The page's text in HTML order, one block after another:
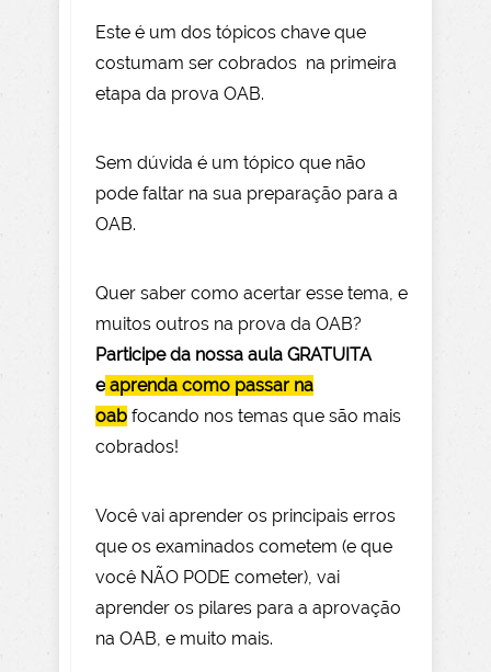
Este é um dos tópicos chave que
costumam ser cobrados na primeira
etapa da prova OAB.
Sem dúvida é um tópico que não
pode faltar na sua preparação para a
OAB.
Quer saber como acertar esse tema, e
muitos outros na prova da OAB?
Participe da nossa aula GRATUITA
e aprenda como passar na
oab focando nos temas que são mais
cobrados!
Você vai aprender os principais erros
que os examinados cometem (e que
você NÃO PODE cometer), vai
aprender os pilares para a aprovação
na OAB, e muito mais.